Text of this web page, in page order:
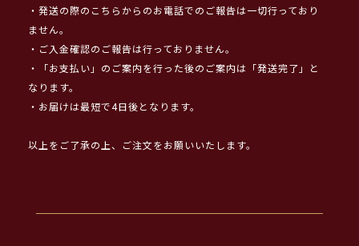
・発送の際のこちらからのお電話でのご報告は一切行っており
ません。
・ご入金確認のご報告は行っておりません。
・「お支払い」のご案内を行った後のご案内は「発送完了」と
なります。
・お届けは最短で4日後となります。
以上をご了承の上、ご注文をお願いいたします。